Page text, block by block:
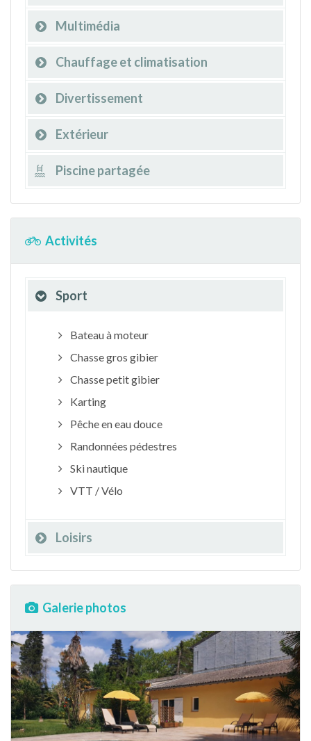
Multimédia
Chauffage et climatisation
Divertissement
Extérieur
Piscine partagée
Activités
Sport
Bateau à moteur
Chasse gros gibier
Chasse petit gibier
Karting
Pêche en eau douce
Randonnées pédestres
Ski nautique
VTT / Vélo
Loisirs
Galerie photos